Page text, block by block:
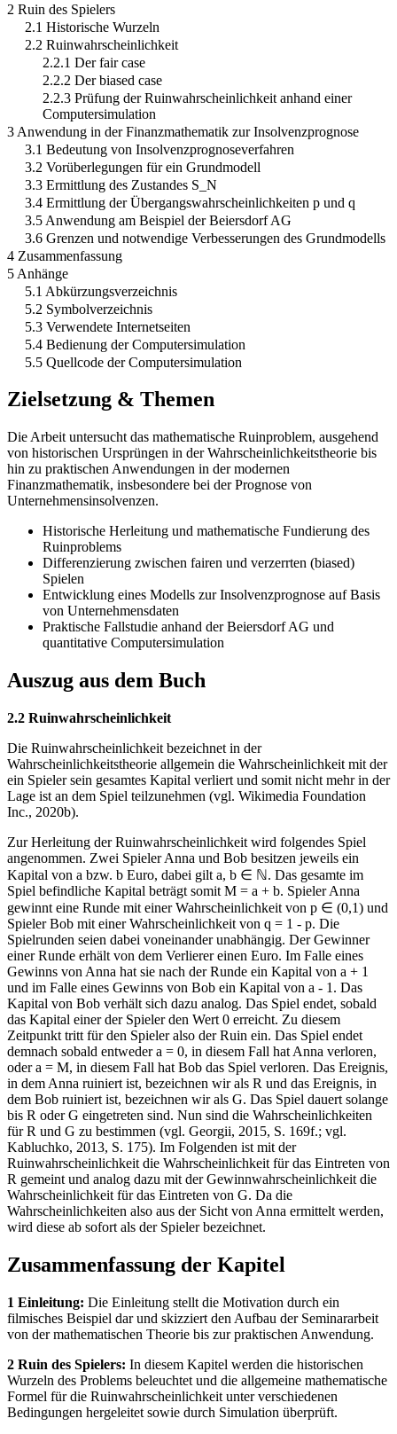
2 Ruin des Spielers
2.1 Historische Wurzeln
2.2 Ruinwahrscheinlichkeit
2.2.1 Der fair case
2.2.2 Der biased case
2.2.3 Prüfung der Ruinwahrscheinlichkeit anhand einer
Computersimulation
3 Anwendung in der Finanzmathematik zur Insolvenzprognose
3.1 Bedeutung von Insolvenzprognoseverfahren
3.2 Vorüberlegungen für ein Grundmodell
3.3 Ermittlung des Zustandes S_N
3.4 Ermittlung der Übergangswahrscheinlichkeiten p und q
3.5 Anwendung am Beispiel der Beiersdorf AG
3.6 Grenzen und notwendige Verbesserungen des Grundmodells
4 Zusammenfassung
5 Anhänge
5.1 Abkürzungsverzeichnis
5.2 Symbolverzeichnis
5.3 Verwendete Internetseiten
5.4 Bedienung der Computersimulation
5.5 Quellcode der Computersimulation
Zielsetzung & Themen
Die Arbeit untersucht das mathematische Ruinproblem, ausgehend
von historischen Ursprüngen in der Wahrscheinlichkeitstheorie bis
hin zu praktischen Anwendungen in der modernen
Finanzmathematik, insbesondere bei der Prognose von
Unternehmensinsolvenzen.
Historische Herleitung und mathematische Fundierung des
Ruinproblems
Differenzierung zwischen fairen und verzerrten (biased)
Spielen
Entwicklung eines Modells zur Insolvenzprognose auf Basis
von Unternehmensdaten
Praktische Fallstudie anhand der Beiersdorf AG und
quantitative Computersimulation
Auszug aus dem Buch
2.2 Ruinwahrscheinlichkeit
Die Ruinwahrscheinlichkeit bezeichnet in der
Wahrscheinlichkeitstheorie allgemein die Wahrscheinlichkeit mit der
ein Spieler sein gesamtes Kapital verliert und somit nicht mehr in der
Lage ist an dem Spiel teilzunehmen (vgl. Wikimedia Foundation
Inc., 2020b).
Zur Herleitung der Ruinwahrscheinlichkeit wird folgendes Spiel
angenommen. Zwei Spieler Anna und Bob besitzen jeweils ein
Kapital von a bzw. b Euro, dabei gilt a, b ∈ ℕ. Das gesamte im
Spiel befindliche Kapital beträgt somit M = a + b. Spieler Anna
gewinnt eine Runde mit einer Wahrscheinlichkeit von p ∈ (0,1) und
Spieler Bob mit einer Wahrscheinlichkeit von q = 1 - p. Die
Spielrunden seien dabei voneinander unabhängig. Der Gewinner
einer Runde erhält von dem Verlierer einen Euro. Im Falle eines
Gewinns von Anna hat sie nach der Runde ein Kapital von a + 1
und im Falle eines Gewinns von Bob ein Kapital von a - 1. Das
Kapital von Bob verhält sich dazu analog. Das Spiel endet, sobald
das Kapital einer der Spieler den Wert 0 erreicht. Zu diesem
Zeitpunkt tritt für den Spieler also der Ruin ein. Das Spiel endet
demnach sobald entweder a = 0, in diesem Fall hat Anna verloren,
oder a = M, in diesem Fall hat Bob das Spiel verloren. Das Ereignis,
in dem Anna ruiniert ist, bezeichnen wir als R und das Ereignis, in
dem Bob ruiniert ist, bezeichnen wir als G. Das Spiel dauert solange
bis R oder G eingetreten sind. Nun sind die Wahrscheinlichkeiten
für R und G zu bestimmen (vgl. Georgii, 2015, S. 169f.; vgl.
Kabluchko, 2013, S. 175). Im Folgenden ist mit der
Ruinwahrscheinlichkeit die Wahrscheinlichkeit für das Eintreten von
R gemeint und analog dazu mit der Gewinnwahrscheinlichkeit die
Wahrscheinlichkeit für das Eintreten von G. Da die
Wahrscheinlichkeiten also aus der Sicht von Anna ermittelt werden,
wird diese ab sofort als der Spieler bezeichnet.
Zusammenfassung der Kapitel
1 Einleitung: Die Einleitung stellt die Motivation durch ein
filmisches Beispiel dar und skizziert den Aufbau der Seminararbeit
von der mathematischen Theorie bis zur praktischen Anwendung.
2 Ruin des Spielers: In diesem Kapitel werden die historischen
Wurzeln des Problems beleuchtet und die allgemeine mathematische
Formel für die Ruinwahrscheinlichkeit unter verschiedenen
Bedingungen hergeleitet sowie durch Simulation überprüft.